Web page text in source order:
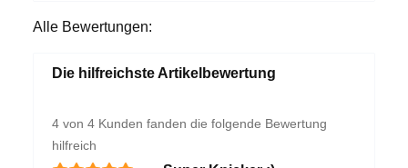
Alle Bewertungen:
Die hilfreichste Artikelbewertung
4 von 4 Kunden fanden die folgende Bewertung
hilfreich